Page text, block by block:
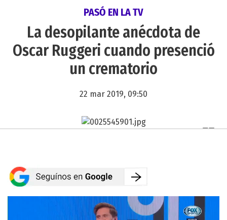
PASÓ EN LA TV
La desopilante anécdota de
Oscar Ruggeri cuando presenció
un crematorio
22 mar 2019, 09:50